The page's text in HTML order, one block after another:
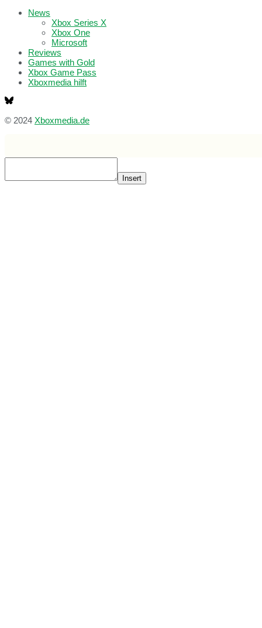
News
Xbox Series X
Xbox One
Microsoft
Reviews
Games with Gold
Xbox Game Pass
Xboxmedia hilft
© 2024 Xboxmedia.de
Insert